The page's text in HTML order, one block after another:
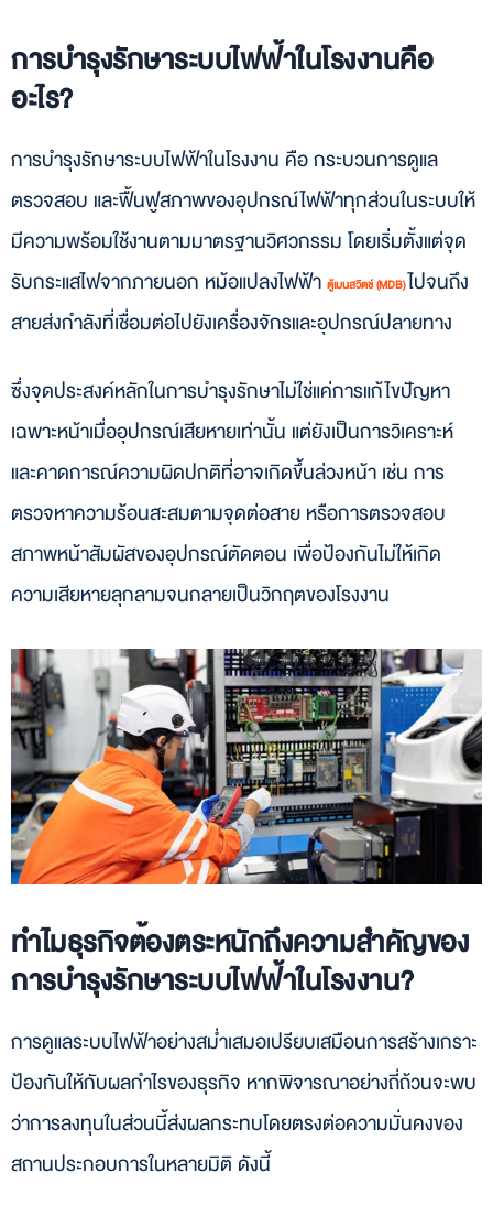
การบำรุงรักษาระบบไฟฟ้าในโรงงานคือ
อะไร?
การบำรุงรักษาระบบไฟฟ้าในโรงงาน คือ กระบวนการดูแล
ตรวจสอบ และฟื้นฟูสภาพของอุปกรณ์ไฟฟ้าทุกส่วนในระบบให้
มีความพร้อมใช้งานตามมาตรฐานวิศวกรรม โดยเริ่มตั้งแต่จุด
รับกระแสไฟจากภายนอก หม้อแปลงไฟฟ้า ตู้เมนสวิตช์ (MDB)ไปจนถึง
สายส่งกำลังที่เชื่อมต่อไปยังเครื่องจักรและอุปกรณ์ปลายทาง
ซึ่งจุดประสงค์หลักในการบำรุงรักษาไม่ใช่แค่การแก้ไขปัญหา
เฉพาะหน้าเมื่ออุปกรณ์เสียหายเท่านั้น แต่ยังเป็นการวิเคราะห์
และคาดการณ์ความผิดปกติที่อาจเกิดขึ้นล่วงหน้า เช่น การ
ตรวจหาความร้อนสะสมตามจุดต่อสาย หรือการตรวจสอบ
สภาพหน้าสัมผัสของอุปกรณ์ตัดตอน เพื่อป้องกันไม่ให้เกิด
ความเสียหายลุกลามจนกลายเป็นวิกฤตของโรงงาน
ทำไมธุรกิจต้องตระหนักถึงความสำคัญของ
การบำรุงรักษาระบบไฟฟ้าในโรงงาน?
การดูแลระบบไฟฟ้าอย่างสม่ำเสมอเปรียบเสมือนการสร้างเกราะ
ป้องกันให้กับผลกำไรของธุรกิจ หากพิจารณาอย่างถี่ถ้วนจะพบ
ว่าการลงทุนในส่วนนี้ส่งผลกระทบโดยตรงต่อความมั่นคงของ
สถานประกอบการในหลายมิติ ดังนี้